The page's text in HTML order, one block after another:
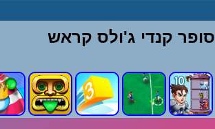
סופר קנדי ג'ולס קראש